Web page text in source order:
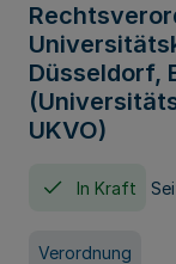
Düsseldorf,
UKVO)
In Kraft
Verordnung